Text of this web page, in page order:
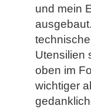
und mein
Utensilien
oben im
wichtiger